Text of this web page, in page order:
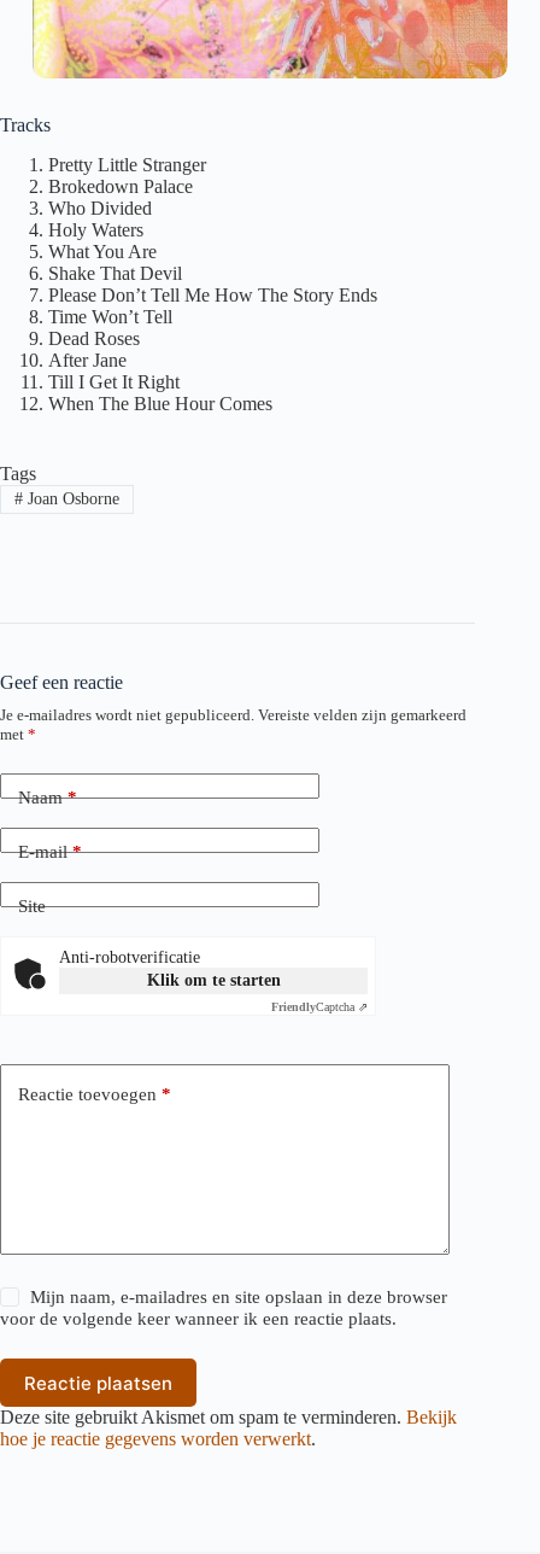
Tracks
Pretty Little Stranger
Brokedown Palace
Who Divided
Holy Waters
What You Are
Shake That Devil
Please Don’t Tell Me How The Story Ends
Time Won’t Tell
Dead Roses
After Jane
Till I Get It Right
When The Blue Hour Comes
Tags
#Joan Osborne
Geef een reactie
Je e-mailadres wordt niet gepubliceerd. Vereiste velden zijn gemarkeerd
met *
Naam*
E-mail*
Site
Anti-robotverificatie
Klik om te starten
FriendlyCaptcha ⇗
Reactie toevoegen *
Mijn naam, e-mailadres en site opslaan in deze browser
voor de volgende keer wanneer ik een reactie plaats.
Reactie plaatsen
Deze site gebruikt Akismet om spam te verminderen. Bekijk
hoe je reactie gegevens worden verwerkt.